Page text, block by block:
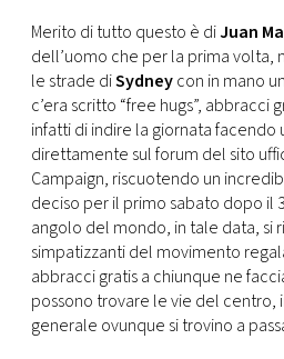
Merito di tutto questo è diJuan
dell’uomo che per la prima volta,
le strade diSydneycon in mano
c’era scritto “free hugs”, abbracci
infatti di indire la giornata facendo
direttamente sul forum del sito
Campaign, riscuotendo un
deciso per il primo sabato dopo il
angolo del mondo, in tale data, si
simpatizzanti del movimento
abbracci gratis a chiunque ne
possono trovare le vie del centro,
generale ovunque si trovino a